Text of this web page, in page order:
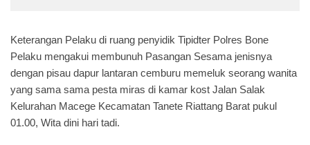
Keterangan Pelaku di ruang penyidik Tipidter Polres Bone
Pelaku mengakui membunuh Pasangan Sesama jenisnya
dengan pisau dapur lantaran cemburu memeluk seorang wanita
yang sama sama pesta miras di kamar kost Jalan Salak
Kelurahan Macege Kecamatan Tanete Riattang Barat pukul
01.00, Wita dini hari tadi.